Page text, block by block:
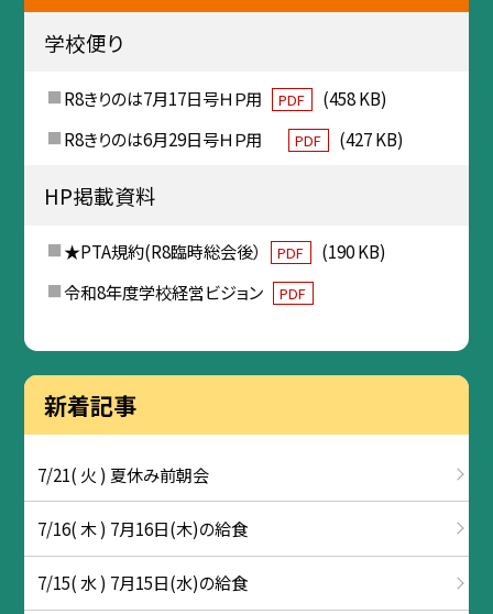
学校便り
R8きりのは7月17日号ＨＰ用 PDF
(458 KB)
R8きりのは6月29日号ＨＰ用
PDF (427 KB)
HP掲載資料
★PTA規約(R8臨時総会後） PDF
(190 KB)
令和8年度学校経営ビジョン
PDF
新着記事
7/21( 火 ) 夏休み前朝会
7/16( 木 ) 7月16日(木)の給食
7/15( 水 ) 7月15日(水)の給食